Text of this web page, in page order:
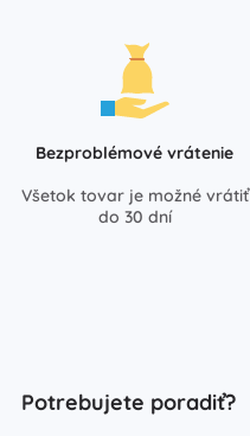
Bezproblémové vrátenie
Všetok tovar je možné vrátiť
do 30 dní
Potrebujete poradiť?